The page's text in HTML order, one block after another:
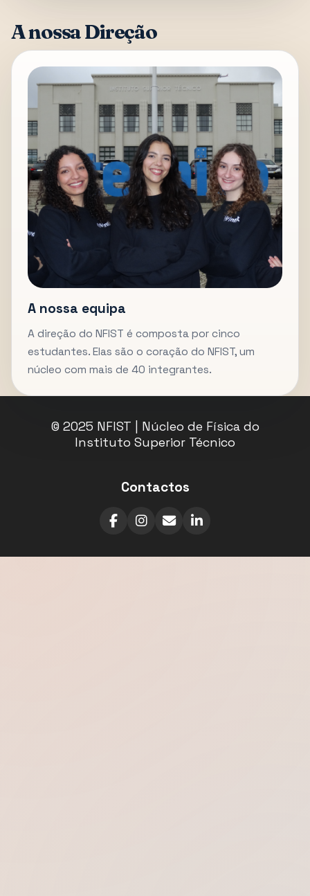
A nossa Direção
A nossa equipa
A direção do NFIST é composta por cinco
estudantes. Elas são o coração do NFIST, um
núcleo com mais de 40 integrantes.
© 2025 NFIST | Núcleo de Física do
Instituto Superior Técnico
Contactos